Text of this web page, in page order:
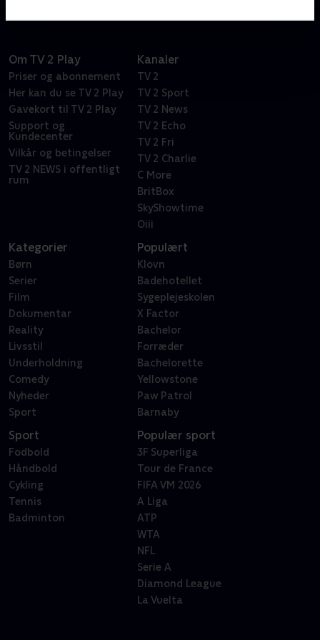
Om TV 2 Play
Priser og abonnement
Her kan du se TV 2 Play
Gavekort til TV 2 Play
Support og
Kundecenter
Vilkår og betingelser
TV 2 NEWS i offentligt
rum
Kanaler
TV 2
TV 2 Sport
TV 2 News
TV 2 Echo
TV 2 Fri
TV 2 Charlie
C More
BritBox
SkyShowtime
Oiii
Kategorier
Børn
Serier
Film
Dokumentar
Reality
Livsstil
Underholdning
Comedy
Nyheder
Sport
Populært
Klovn
Badehotellet
Sygeplejeskolen
X Factor
Bachelor
Forræder
Bachelorette
Yellowstone
Paw Patrol
Barnaby
Sport
Fodbold
Håndbold
Cykling
Tennis
Badminton
Populær sport
3F Superliga
Tour de France
FIFA VM 2026
A Liga
ATP
WTA
NFL
Serie A
Diamond League
La Vuelta